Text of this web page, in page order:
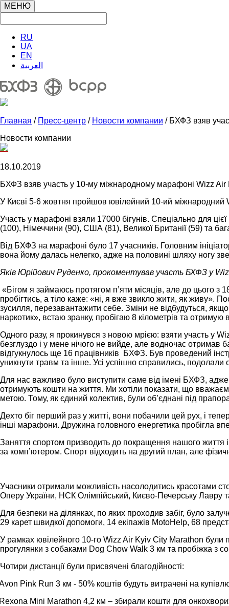
МЕНЮ
RU
UA
EN
العربية
Главная / Пресс-центр / Новости компании / БХФЗ взяв
Новости компании
18.10.2019
БХФЗ взяв участь у 10-му міжнародному марафоні Wizz Air
У Києві 5-6 жовтня пройшов ювілейний 10-ий міжнародний
Участь у марафоні взяли 17000 бігунів. Спеціально для
(100), Німеччини (90), США (81), Великої Британії (59) та
Від БХФЗ на марафоні було 17 учасників. Головним
вона йому далась нелегко, адже на половині шляху ногу
Яків Юрійович Руденко, прокоментував участь БХФЗ у
«Бігом я займаюсь протягом п’яти місяців, але до цього з
пробігтись, а тіло каже: «ні, я вже звикло жити, як живу».
зусилля, перезавантажити себе. Зміни не відбудуться,
наркотик», встаю зранку, пробігаю 8 кілометрів та отримую
Одного разу, я прокинувся з новою мрією: взяти участь у
безглуздо і у мене нічого не вийде, але водночас отримав
відгукнулось ще 16 працівників
БХФЗ. Був проведений
уникнути травм та інше. Усі успішно справились, подолали
Для нас важливо було виступити саме від імені БХФЗ, адже
отримують кошти на життя. Ми хотіли показати, що
метою. Тому, як єдиний колектив, були об’єднані під
Дехто біг перший раз у житті, вони побачили цей рух, і
інші марафони. Дружина головного енергетика пробігла
Заняття спортом призводить до покращення нашого життя
за комп’ютером. Спорт відходить на другий план, але
Учасники отримали можливість насолодитись красотами
Оперу України, НСК Олімпійський, Києво-Печерську Лавру
Для безпеки на ділянках, по яких проходив забіг, було
29 карет швидкої допомоги, 14 екіпажів MotoHelp, 68
У рамках ювілейного 10-го Wizz Air Kyiv City Marathon були
прогулянки з собаками Dog Chow Walk 3 км та пробіжка з
Чотири дистанції були присвячені благодійності:
Pink Run 3 км - 50% коштів будуть витрачені на
Mini Marathon 4,2 км – збирали кошти для